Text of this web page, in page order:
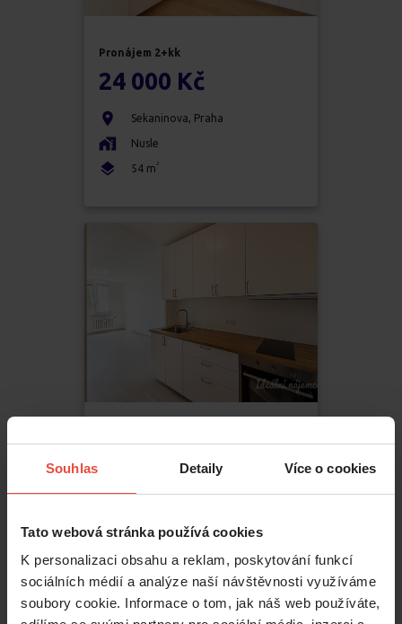
Souhlas Detaily Více o cookies
Tato webová stránka používá cookies
K personalizaci obsahu a reklam, poskytování funkcí
sociálních médií a analýze naší návštěvnosti využíváme
soubory cookie. Informace o tom, jak náš web používáte,
Pronájem 2+kk
24 000 Kč
Sekaninova, Praha
Nusle
54 m 2
21 000 Kč
Háje
42 m